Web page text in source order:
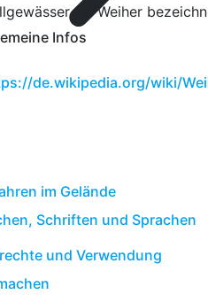
Infos
im Gelände
Schriften und Sprachen
und Verwendung
als Weiher
de.wikipedia.org/wiki/